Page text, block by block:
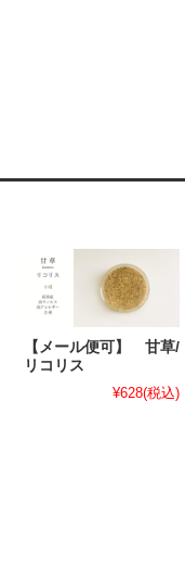
【メール便可】 甘草/
リコリス
¥628(税込)